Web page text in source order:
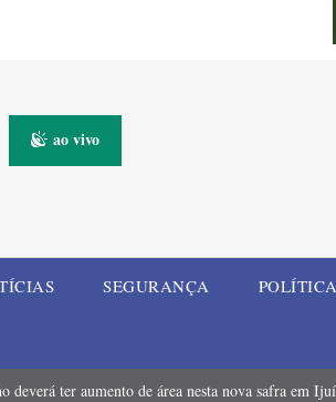
ao vivo
SEGURANÇA POLÍTICA
deverá ter aumento de área nesta nova safra em Ijuí